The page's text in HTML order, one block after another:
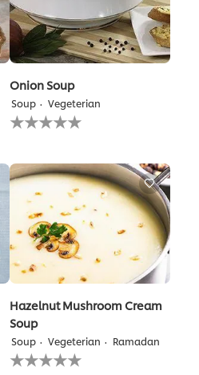
Onion Soup
Soup Vegeterian
لم
يتم
تقييمات
لهذا
Hazelnut Mushroom Cream
Soup
Soup Vegeterian Ramadan
لم
يتم